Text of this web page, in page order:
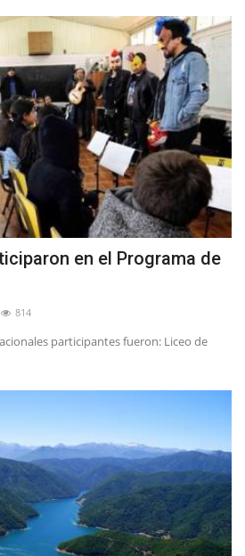
en el Programa de
814
participantes fueron: Liceo de